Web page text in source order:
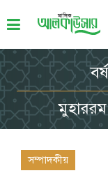
সম্পাদকীয়